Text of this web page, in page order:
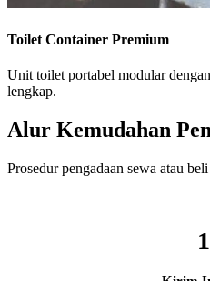
Toilet Container Premium
Unit toilet portabel modular
lengkap.
Alur Kemudahan
Prosedur pengadaan sewa atau
1